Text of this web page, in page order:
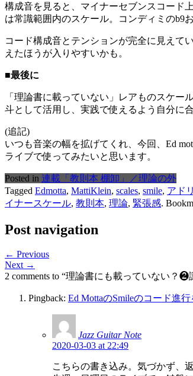
構成音を見ると、マイナーセブンスコード
は常識範囲内のスケール。コンディミのb9
コード構成音とテンションが完全に見えて
えたほうが入りやすいかも。
■最後に
「理論書に載っていない」レアものスケ
斗として活用し、実践で使えるよう自分に
(追記)
いつも音楽の幅を拡げてくれ、今回、Ed
ライブで使ってみたいと思います。
Posted in 連載「教則本 棚卸」／理論の外
Tagged Edmotta, MattiKlein, scales, smile, アド
イナースケール, 教則本, 理論, 緊張感.
Post navigation
← Previous
Next →
2 comments to “理論書にも載っていない？❷
Pingback: Ed MottaのSmileのコード進
Jazz Guitar Note
2020-03-03 at 22:49
こちらの書き込み。気づかず、